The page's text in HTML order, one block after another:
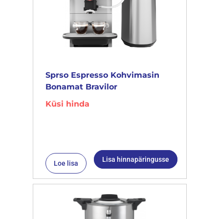
Sprso Espresso Kohvimasin
Bonamat Bravilor
Küsi hinda
Loe lisa Lisa hinnapäringusse